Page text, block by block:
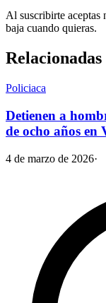
Al suscribirte aceptas
baja cuando quieras.
Relacionadas
Policiaca
Detienen a
de ocho años en
4 de marzo de 2026·